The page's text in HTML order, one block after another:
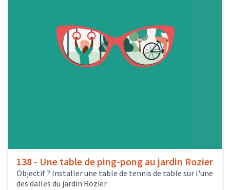
138 - Une table de ping-pong au jardin Rozier
Objectif ? Installer une table de tennis de table sur l'une
des dalles du jardin Rozier.